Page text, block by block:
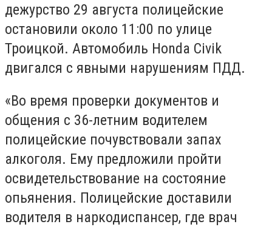
дежурство 29 августа полицейские
остановили около 11:00 по улице
Троицкой. Автомобиль Honda Civik
двигался с явными нарушениям ПДД.
«Во время проверки документов и
общения с 36-летним водителем
полицейские почувствовали запах
алкоголя. Ему предложили пройти
освидетельствование на состояние
опьянения. Полицейские доставили
водителя в наркодиспансер, где врач